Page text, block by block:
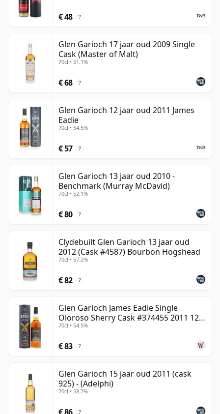
€ 48 ?
Glen Garioch 17 jaar oud 2009 Single
Cask (Master of Malt)
70cl • 51.1%
€ 68 ?
Glen Garioch 12 jaar oud 2011 James
Eadie
70cl • 54.5%
€ 57 ?
Glen Garioch 13 jaar oud 2010 -
Benchmark (Murray McDavid)
70cl • 52.1%
€ 80 ?
Clydebuilt Glen Garioch 13 jaar oud
2012 (Cask #4587) Bourbon Hogshead
70cl • 57.2%
€ 82 ?
Glen Garioch James Eadie Single
Oloroso Sherry Cask #374455 2011 12
jaar oud
70cl • 54.5%
€ 83 ?
Glen Garioch 15 jaar oud 2011 (cask
925) - (Adelphi)
70cl • 58.7%
?